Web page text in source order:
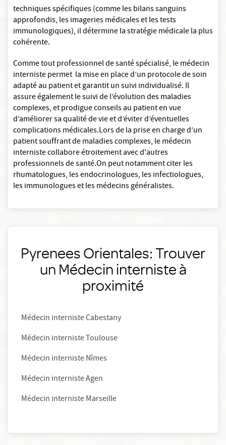
techniques spécifiques (comme les bilans sanguins
approfondis, les imageries médicales et les tests
immunologiques), il détermine la stratégie médicale la plus
cohérente.
Comme tout professionnel de santé spécialisé, le médecin
interniste permet la mise en place d’un protocole de soin
adapté au patient et garantit un suivi individualisé. Il
assure également le suivi de l’évolution des maladies
complexes, et prodigue conseils au patient en vue
d’améliorer sa qualité de vie et d’éviter d’éventuelles
complications médicales.Lors de la prise en charge d’un
patient souffrant de maladies complexes, le médecin
interniste collabore étroitement avec d'autres
professionnels de santé.On peut notamment citer les
rhumatologues, les endocrinologues, les infectiologues,
les immunologues et les médecins généralistes.
Pyrenees Orientales: Trouver
un Médecin interniste à
proximité
Médecin interniste Cabestany
Médecin interniste Toulouse
Médecin interniste Nîmes
Médecin interniste Agen
Médecin interniste Marseille